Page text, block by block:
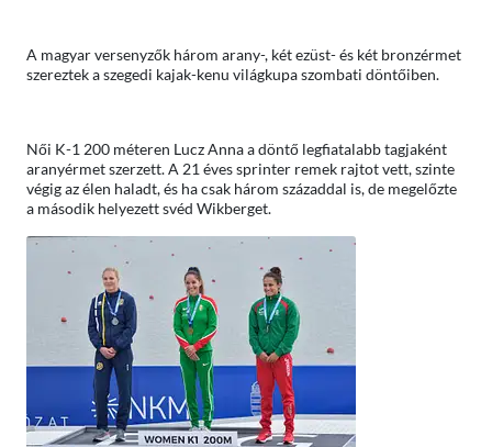
A magyar versenyzők három arany-, két ezüst- és két bronzérmet
szereztek a szegedi kajak-kenu világkupa szombati döntőiben.
Női K-1 200 méteren Lucz Anna a döntő legfiatalabb tagjaként
aranyérmet szerzett. A 21 éves sprinter remek rajtot vett, szinte
végig az élen haladt, és ha csak három századdal is, de megelőzte
a második helyezett svéd Wikberget.